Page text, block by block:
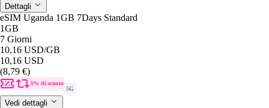
Dettagli
eSIM Uganda 1GB 7Days Standard
1GB
7 Giorni
10,16 USD/GB
10,16 USD
(8,79 €)
3% di sconto
5G
Vedi dettagli